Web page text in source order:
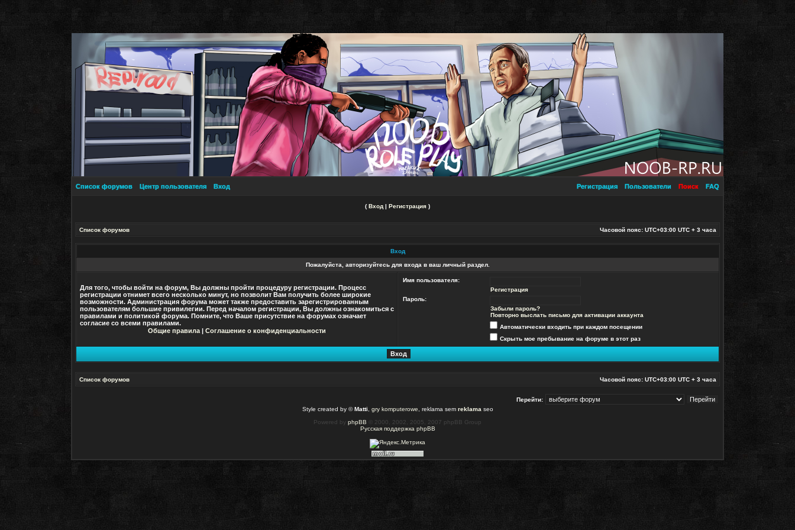
Список форумов Центр пользователя Вход FAQ
Поиск
Пользователи
Регистрация
( Вход | Регистрация )
Список форумов Часовой пояс: UTC+03:00 UTC + 3 часа
Вход
Пожалуйста, авторизуйтесь для входа в ваш личный раздел.
Для того, чтобы войти на форум, Вы должны пройти процедуру регистрации. Процесс
регистрации отнимет всего несколько минут, но позволит Вам получить более широкие
возможности. Администрация форума может также предоставить зарегистрированным
пользователям большие привилегии. Перед началом регистрации, Вы должны ознакомиться с
правилами и политикой форума. Помните, что Ваше присутствие на форумах означает
согласие со всеми правилами.
Общие правила | Соглашение о конфиденциальности
Имя пользователя:
Регистрация
Пароль:
Забыли пароль?
Повторно выслать письмо для активации аккаунта
Автоматически входить при каждом посещении
Скрыть мое пребывание на форуме в этот раз
Список форумов Часовой пояс: UTC+03:00 UTC + 3 часа
Перейти:
Style created by ©Matti gry komputerowe , reklama sem reklama seo
Powered by phpBB © 2000, 2002, 2005, 2007 phpBB Group
Русская поддержка phpBB